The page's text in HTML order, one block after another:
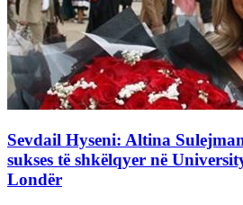
Sevdail Hyseni: Altina
sukses të shkëlqyer në
Londër